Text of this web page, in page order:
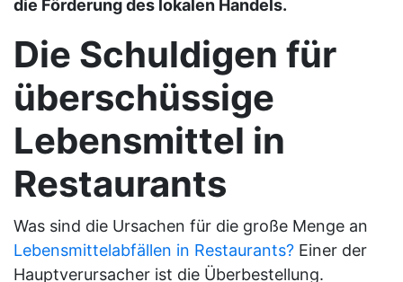
die Förderung des lokalen Handels.
Die Schuldigen für
überschüssige
Lebensmittel in
Restaurants
Was sind die Ursachen für die große Menge an
Lebensmittelabfällen in Restaurants? Einer der
Hauptverursacher ist die Überbestellung.